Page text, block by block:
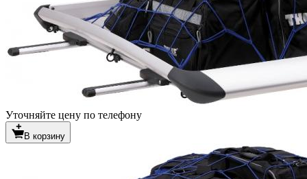
Уточняйте цену по телефону
В корзину